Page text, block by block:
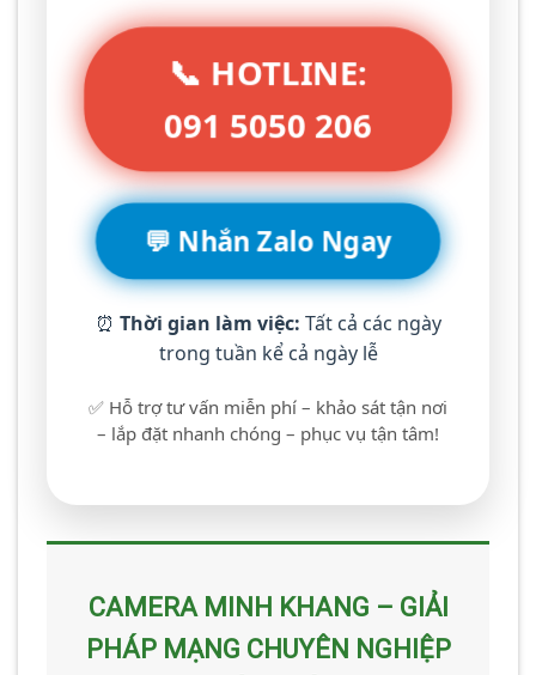
📞 HOTLINE:
091 5050 206
💬 Nhắn Zalo Ngay
⏰ Thời gian làm việc: Tất cả các ngày
trong tuần kể cả ngày lễ
✅ Hỗ trợ tư vấn miễn phí – khảo sát tận nơi
– lắp đặt nhanh chóng – phục vụ tận tâm!
CAMERA MINH KHANG – GIẢI
PHÁP MẠNG CHUYÊN NGHIỆP